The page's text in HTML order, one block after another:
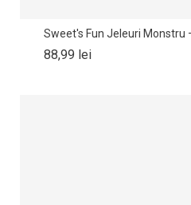
Sweet's Fun Jeleuri Monstru
88,99 leiPret